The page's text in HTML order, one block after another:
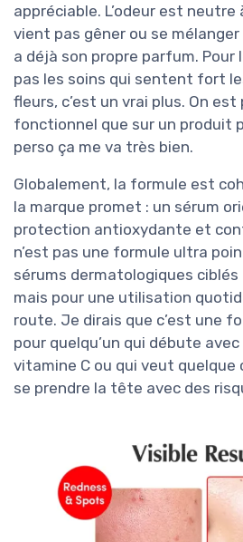
appréciable. L’odeur est neutre
vient pas gêner ou se
a déjà son propre parfum. Pour
pas les soins qui sentent fort
fleurs, c’est un vrai plus. On
fonctionnel que sur un produit
perso ça me va très bien.
Globalement, la formule est
la marque promet : un sérum
protection antioxydante et
n’est pas une formule ultra
sérums dermatologiques
mais pour une utilisation
route. Je dirais que c’est une
pour quelqu’un qui débute
vitamine C ou qui veut quelque
se prendre la tête avec des